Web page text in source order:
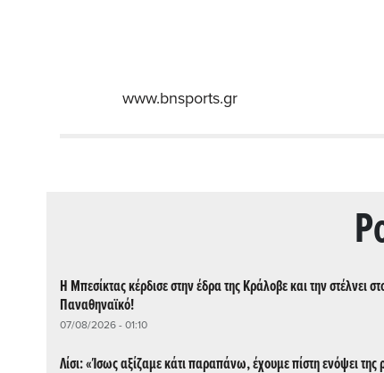
www.bnsports.gr
Η Μπεσίκτας κέρδισε στην έδρα της Κράλοβε και την στέλνει
Παναθηναϊκό!
07/08/2026 - 01:10
Λίσι: «Ίσως αξίζαμε κάτι παραπάνω, έχουμε πίστη ενόψει της